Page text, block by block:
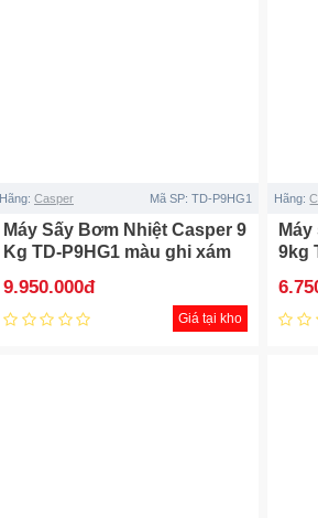
Hãng: Casper Mã SP: TD-P9HG1
Máy Sấy Bơm Nhiệt Casper 9
Kg TD-P9HG1 màu ghi xám
9.950.000đ
Giá tại kho
Hãng:
9kg